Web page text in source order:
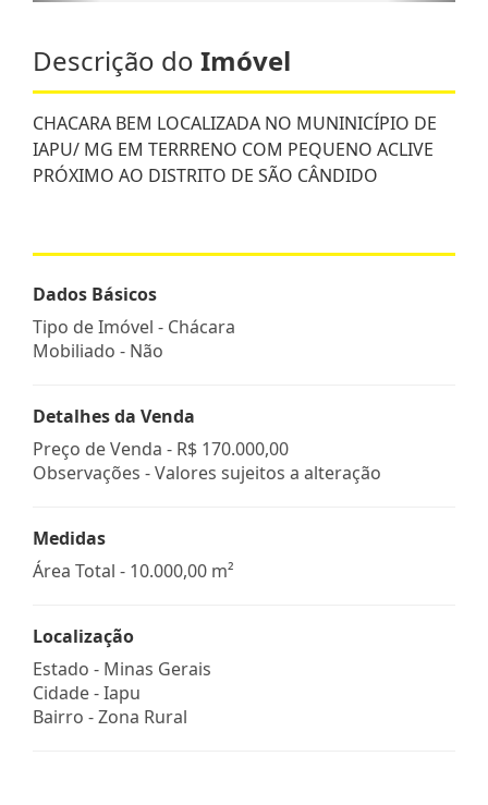
Descrição do Imóvel
CHACARA BEM LOCALIZADA NO MUNINICÍPIO DE
IAPU/ MG EM TERRRENO COM PEQUENO ACLIVE
PRÓXIMO AO DISTRITO DE SÃO CÂNDIDO
Dados Básicos
Tipo de Imóvel - Chácara
Mobiliado - Não
Detalhes da Venda
Preço de Venda - R$ 170.000,00
Observações - Valores sujeitos a alteração
Medidas
Área Total - 10.000,00 m²
Localização
Estado - Minas Gerais
Cidade -Iapu
Bairro -Zona Rural